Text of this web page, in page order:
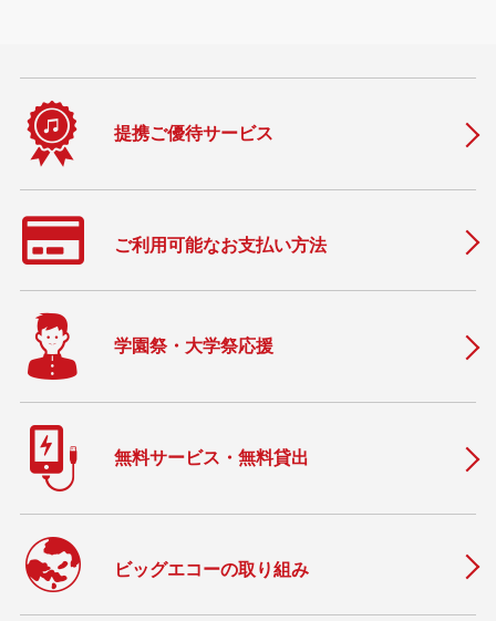
提携ご優待サービス
ご利用可能なお支払い方法
学園祭・大学祭応援
無料サービス・無料貸出
ビッグエコーの取り組み